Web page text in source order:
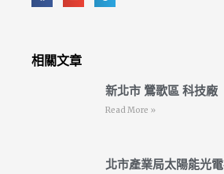
相關文章
新北市 鶯歌區 科技廠
Read More »
北市產業局太陽能光